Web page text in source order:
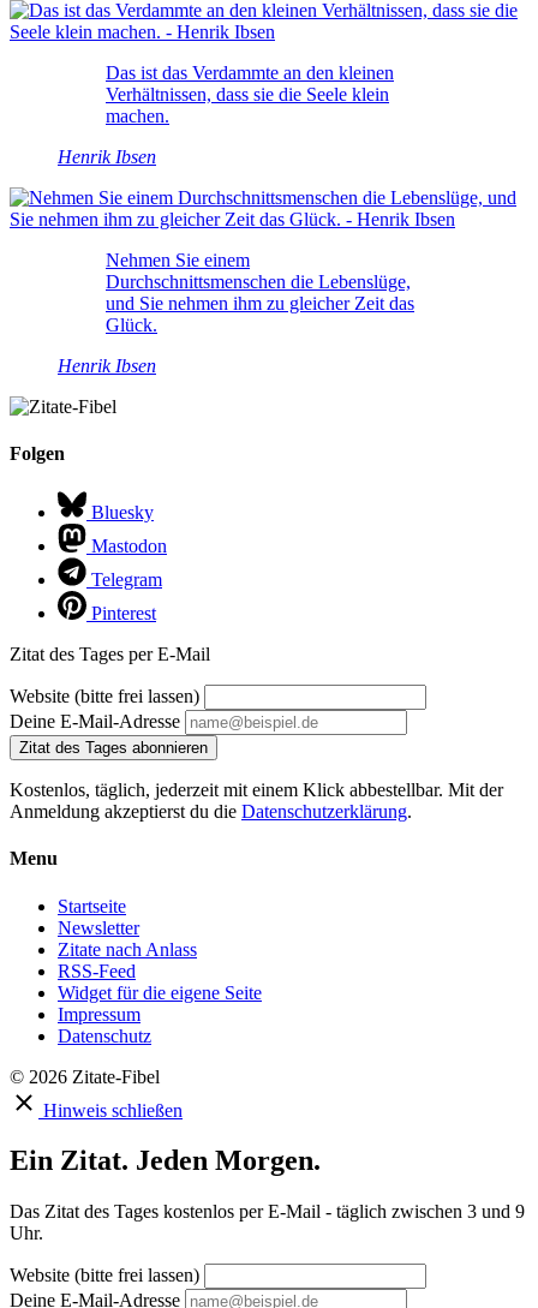
Das ist das Verdammte an den kleinen
Verhältnissen, dass sie die Seele klein
machen.
Henrik Ibsen
Nehmen Sie einem
Durchschnittsmenschen die Lebenslüge,
und Sie nehmen ihm zu gleicher Zeit das
Glück.
Henrik Ibsen
Folgen
Bluesky
Mastodon
Telegram
Pinterest
Zitat des Tages per E-Mail
Website (bitte frei lassen)
Deine E-Mail-Adresse
Zitat des Tages abonnieren
Kostenlos, täglich, jederzeit mit einem Klick abbestellbar. Mit der
Anmeldung akzeptierst du die Datenschutzerklärung.
Menu
Startseite
Newsletter
Zitate nach Anlass
RSS-Feed
Widget für die eigene Seite
Impressum
Datenschutz
© 2026 Zitate-Fibel
Hinweis schließen
Ein Zitat. Jeden Morgen.
Das Zitat des Tages kostenlos per E-Mail - täglich zwischen 3 und 9
Uhr.
Website (bitte frei lassen)
Deine E-Mail-Adresse